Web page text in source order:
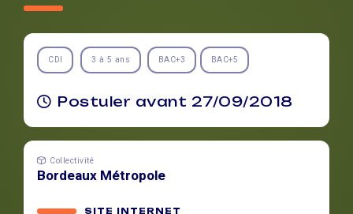
CDI 3 à 5 ans BAC+3 BAC+5
Postuler avant 27/09/2018
Collectivité
Bordeaux Métropole
SITE INTERNET